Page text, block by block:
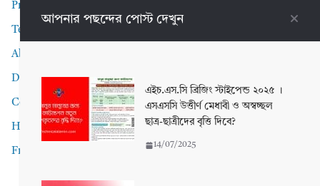
Privacy Policy
Terms and Conditions
About me
Disclaimer
Contact Me
Home
Front Page
আপনার পছন্দের পোস্ট দেখুন
এইচ.এস.সি ব্রিজিং স্টাইপেন্ড ২০২৫ ।
এসএসসি উত্তীর্ণ মেধাবী ও অস্বচ্ছল
ছাত্র-ছাত্রীদের বৃত্তি দিবে?
14/07/2025